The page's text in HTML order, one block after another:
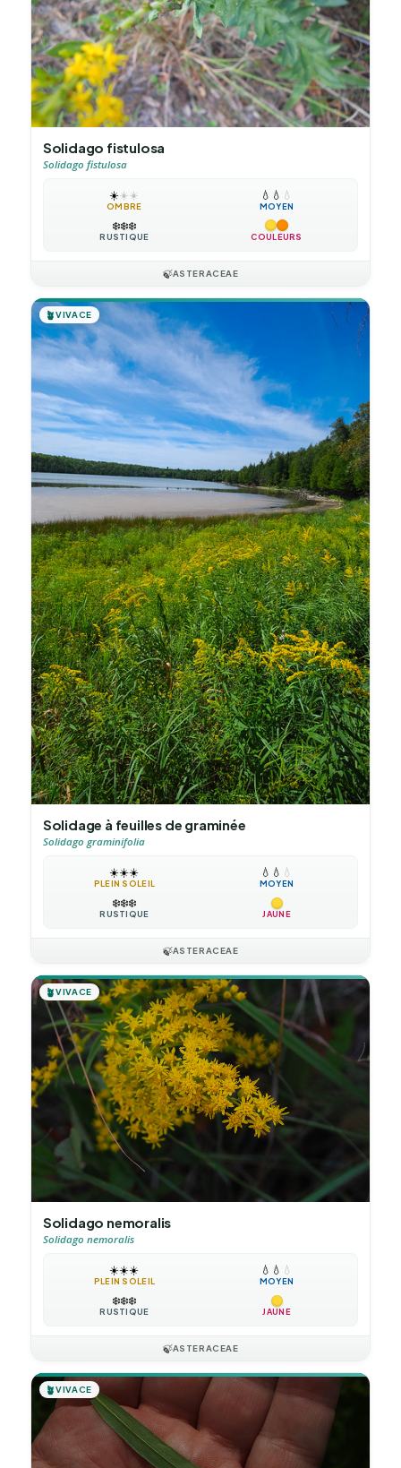
Solidago fistulosa
Solidago fistulosa
☀️☀️☀️
OMBRE
💧 💧 💧
MOYEN
❄️❄️❄️
RUSTIQUE COULEURS
🍃ASTERACEAE
🪴VIVACE
Solidage à feuilles de graminée
Solidago graminifolia
☀️☀️☀️
PLEIN SOLEIL
💧 💧 💧
MOYEN
❄️❄️❄️
RUSTIQUE JAUNE
🍃ASTERACEAE
🪴VIVACE
Solidago nemoralis
Solidago nemoralis
☀️☀️☀️
PLEIN SOLEIL
💧 💧 💧
MOYEN
❄️❄️❄️
RUSTIQUE JAUNE
🍃ASTERACEAE
🪴VIVACE